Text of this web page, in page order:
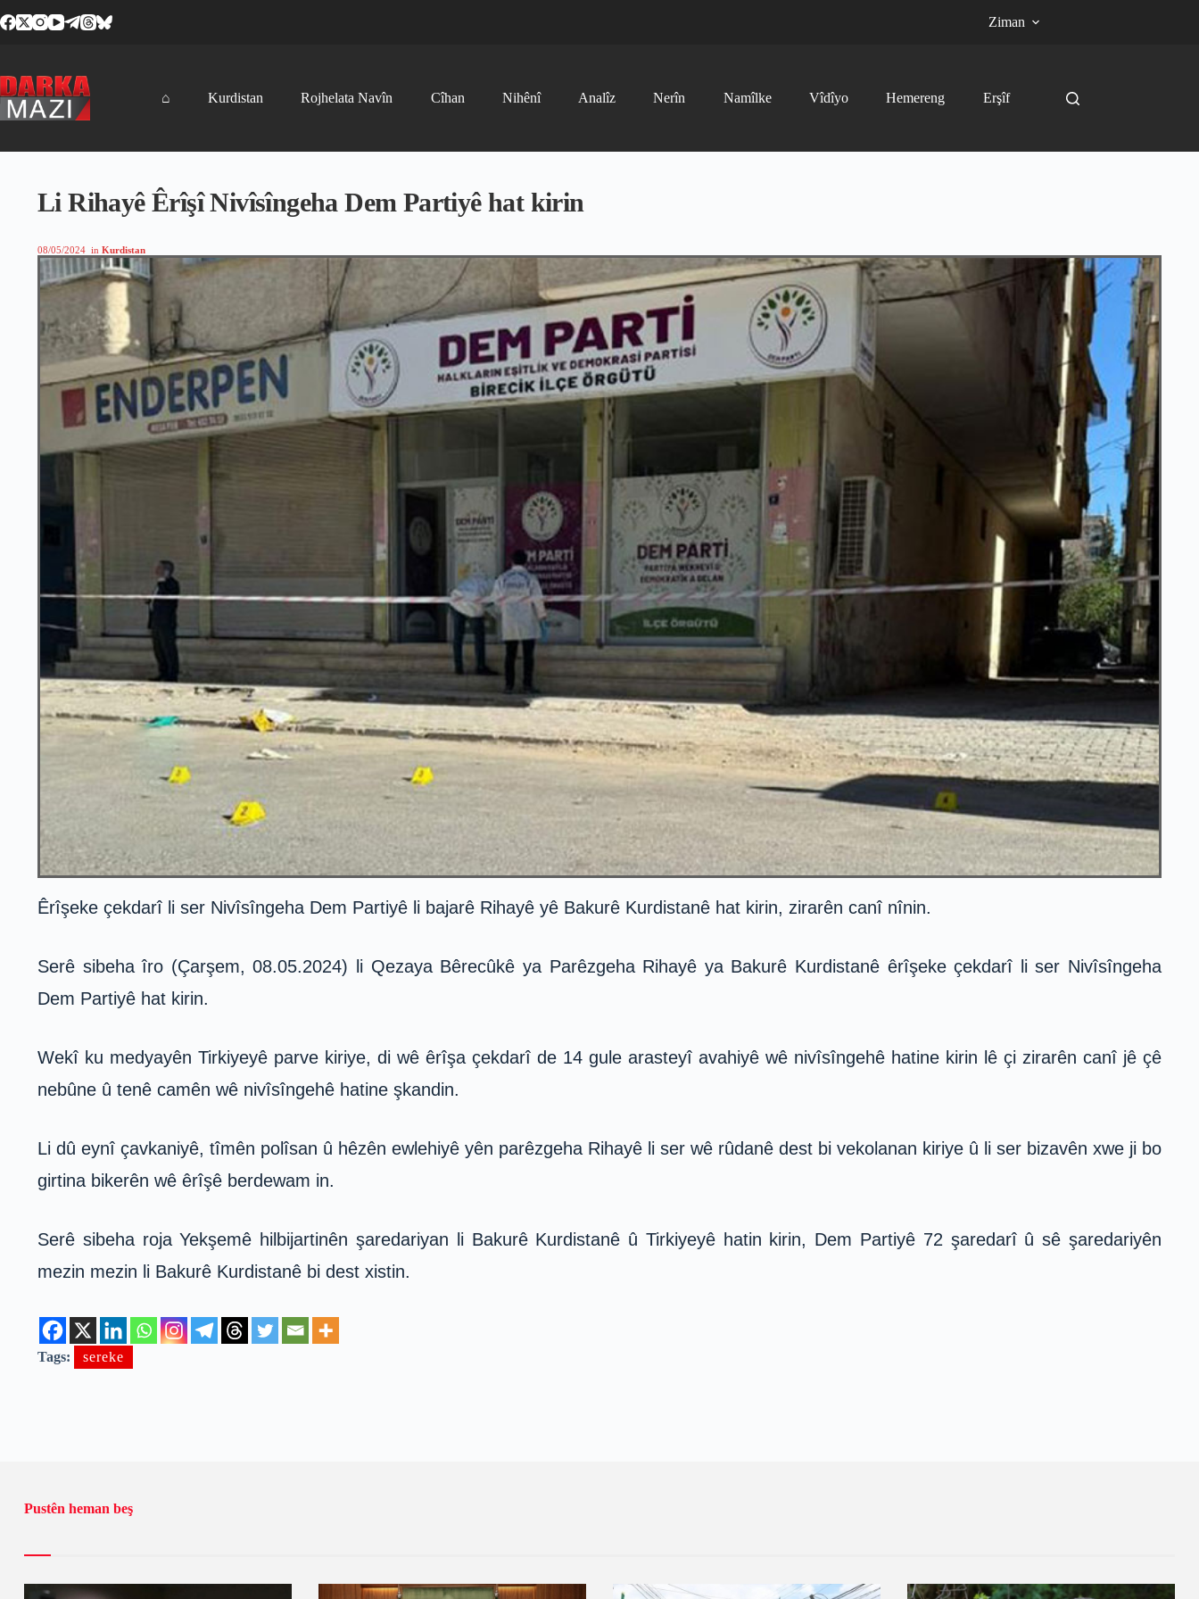
to
Ziman
⌂ Kurdistan Rojhelata Navîn Cîhan Nihênî Analîz Nerîn Namîlke Vîdîyo Hemereng Erşîf
Li Rihayê Êrîşî Nivîsîngeha Dem Partiyê hat kirin
08/05/2024 in Kurdistan
Êrîşeke çekdarî li ser Nivîsîngeha Dem Partiyê li bajarê Rihayê yê Bakurê Kurdistanê hat kirin, zirarên canî nînin.
Serê sibeha îro (Çarşem, 08.05.2024) li Qezaya Bêrecûkê ya Parêzgeha Rihayê ya Bakurê Kurdistanê êrîşeke çekdarî li ser Nivîsîngeha
Dem Partiyê hat kirin.
Wekî ku medyayên Tirkiyeyê parve kiriye, di wê êrîşa çekdarî de 14 gule arasteyî avahiyê wê nivîsîngehê hatine kirin lê çi zirarên canî jê çê
nebûne û tenê camên wê nivîsîngehê hatine şkandin.
Li dû eynî çavkaniyê, tîmên polîsan û hêzên ewlehiyê yên parêzgeha Rihayê li ser wê rûdanê dest bi vekolanan kiriye û li ser bizavên xwe ji bo
girtina bikerên wê êrîşê berdewam in.
Serê sibeha roja Yekşemê hilbijartinên şaredariyan li Bakurê Kurdistanê û Tirkiyeyê hatin kirin, Dem Partiyê 72 şaredarî û sê şaredariyên
mezin mezin li Bakurê Kurdistanê bi dest xistin.
Tags: sereke
Pustên heman beş